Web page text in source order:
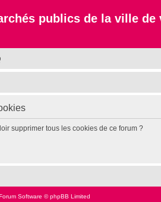
publics de la ville
supprimer tous les cookies de ce forum ?
Software © phpBB Limited